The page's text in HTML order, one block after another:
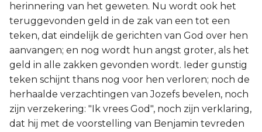
Judas
Openbaring
herinnering van het geweten. Nu wordt ook het
teruggevonden geld in de zak van een tot een
teken, dat eindelijk de gerichten van God over hen
aanvangen; en nog wordt hun angst groter, als het
geld in alle zakken gevonden wordt. Ieder gunstig
teken schijnt thans nog voor hen verloren; noch de
herhaalde verzachtingen van Jozefs bevelen, noch
zijn verzekering: "Ik vrees God", noch zijn verklaring,
dat hij met de voorstelling van Benjamin tevreden